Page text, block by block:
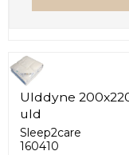
Ulddyne
uld
Sleep2care
160410